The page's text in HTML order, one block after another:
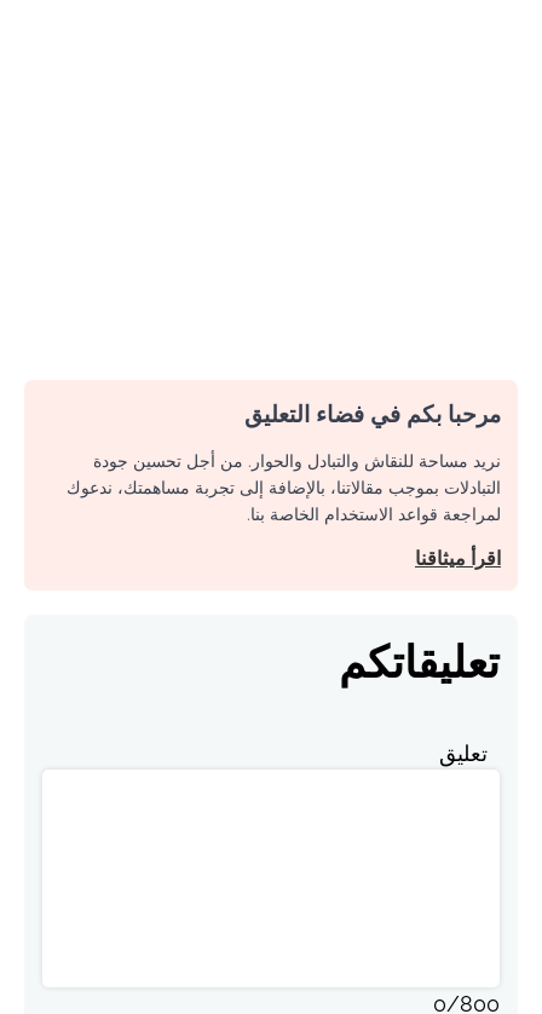
مرحبا بكم في فضاء التعليق
نريد مساحة للنقاش والتبادل والحوار. من أجل تحسين جودة
التبادلات بموجب مقالاتنا، بالإضافة إلى تجربة مساهمتك، ندعوك
لمراجعة قواعد الاستخدام الخاصة بنا.
اقرأ ميثاقنا
تعليقاتكم
تعليق
0/800